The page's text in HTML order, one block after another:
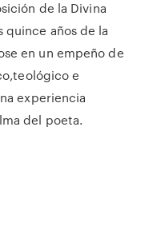
de la Divina
años de la
en un empeño de
e
experiencia
del poeta.